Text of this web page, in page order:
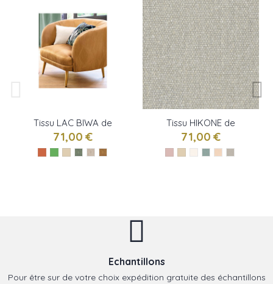
Tissu LAC BIWA de
Camengo
71,00 €
Tissu HIKONE de
Camengo
71,00 €
Echantillons
Pour être sur de votre choix expédition gratuite des échantillons